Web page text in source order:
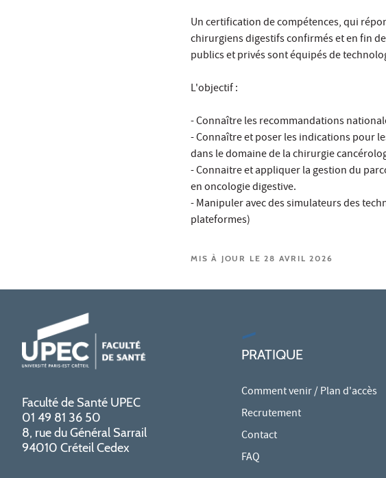
Un certification de compétences, qui
chirurgiens digestifs confirmés et en fin
publics et privés sont équipés de
L'objectif :
- Connaître les recommandations
- Connaître et poser les indications pour
dans le domaine de la chirurgie
- Connaitre et appliquer la gestion du
en oncologie digestive.
- Manipuler avec des simulateurs des
plateformes)
MIS À JOUR LE 28 AVRIL 2026
Faculté de Santé UPEC
01 49 81 36 50
8, rue du Général Sarrail
94010 Créteil Cedex
PRATIQUE
Comment venir / Plan d'accès
Recrutement
Contact
FAQ